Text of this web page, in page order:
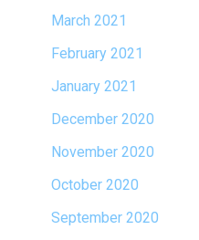
March 2021
February 2021
January 2021
December 2020
November 2020
October 2020
September 2020